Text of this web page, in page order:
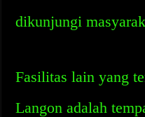
dikunjungi
Fasilitas lain yang
Langon adalah